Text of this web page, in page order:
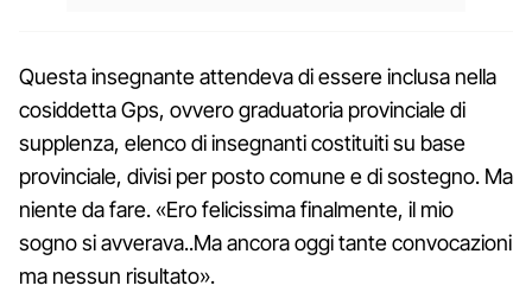
Questa insegnante attendeva di essere inclusa nella
cosiddetta Gps, ovvero graduatoria provinciale di
supplenza, elenco di insegnanti costituiti su base
provinciale, divisi per posto comune e di sostegno. Ma
niente da fare. «Ero felicissima finalmente, il mio
sogno si avverava..Ma ancora oggi tante convocazioni
ma nessun risultato».